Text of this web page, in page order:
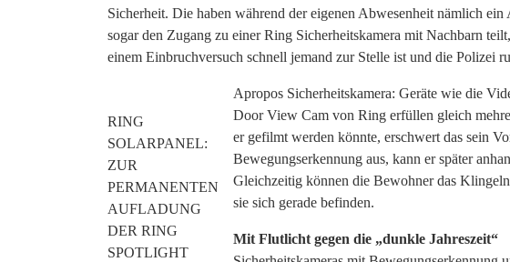
Sicherheit. Die haben während der eigenen Abwesenheit nämlich
sogar den Zugang zu einer Ring Sicherheitskamera mit Nachbarn
einem Einbruchversuch schnell jemand zur Stelle ist und die Polizei
RING
SOLARPANEL:
ZUR
PERMANENTEN
AUFLADUNG
DER RING
SPOTLIGHT
Apropos Sicherheitskamera: Geräte wie die
Door View Cam von Ring erfüllen gleich
er gefilmt werden könnte, erschwert das sein
Bewegungserkennung aus, kann er später
Gleichzeitig können die Bewohner das
sie sich gerade befinden.
Mit Flutlicht gegen die „dunkle Jahreszeit“